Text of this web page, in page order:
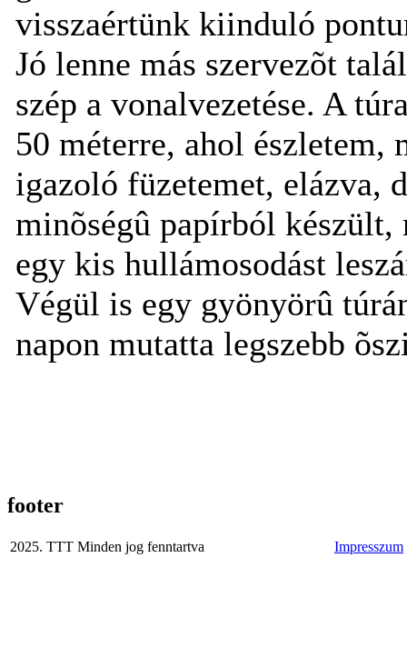
visszaértünk kiinduló
Jó lenne más szervezõt
szép a vonalvezetése. A
50 méterre, ahol
igazoló füzetemet, elázva,
minõségû papírból
egy kis hullámosodást
Végül is egy gyönyörû
napon mutatta legszebb
footer
2025. TTT Minden jog fenntartva Impresszum